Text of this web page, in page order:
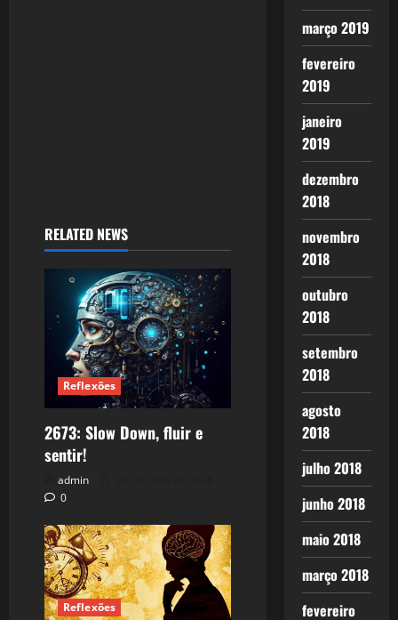
RELATED NEWS
Reflexões
2673: Slow Down, fluir e
sentir!
admin
0
Reflexões
março 2019
fevereiro
2019
janeiro
2019
dezembro
2018
novembro
2018
outubro
2018
setembro
2018
agosto
2018
julho 2018
junho 2018
maio 2018
março 2018
fevereiro